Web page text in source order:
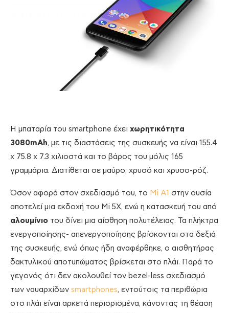
Η μπαταρία του smartphone έχει χωρητικότητα
3080mAh, με τις διαστάσεις της συσκευής να είναι 155.4
x 75.8 x 7.3 χιλιοστά και το βάρος του μόλις 165
γραμμάρια. Διατίθεται σε μαύρο, χρυσό και χρυσο-ρόζ.
Όσον αφορά στον σχεδιασμό του, το Mi A1 στην ουσία
αποτελεί μια εκδοχή του Mi 5X, ενώ η κατασκευή του από
αλουμίνιο του δίνει μια αίσθηση πολυτέλειας. Τα πλήκτρα
ενεργοποίησης- απενεργοποίησης βρίσκονται στα δεξιά
της συσκευής, ενώ όπως ήδη αναφέρθηκε, ο αισθητήρας
δακτυλικού αποτυπώματος βρίσκεται στο πλάι. Παρά το
γεγονός ότι δεν ακολουθεί τον bezel-less σχεδιασμό
των ναυαρχίδων smartphones, εντούτοις τα περιθώρια
στο πλάι είναι αρκετά περιορισμένα, κάνοντας τη θέαση